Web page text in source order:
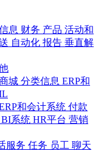
息 财务 产品 活动和
自动化 报告 垂直解
城 分类信息 ERP和
和会计系统 付款
BI系统 HR平台 营销
服务 任务 员工 聊天